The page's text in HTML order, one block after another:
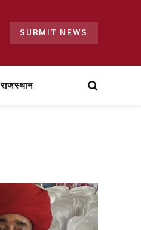
SUBMIT NEWS
राजस्थान